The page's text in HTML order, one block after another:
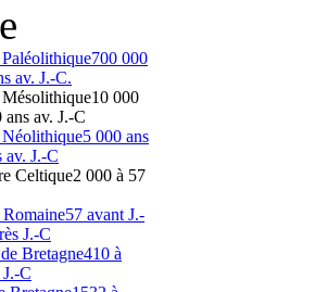
700 000
av. J.-C.
10 000
ans av. J.-C
5 000 ans
av. J.-C
Celtique2 000 à 57
57 avant J.-
J.-C
Bretagne410 à
C